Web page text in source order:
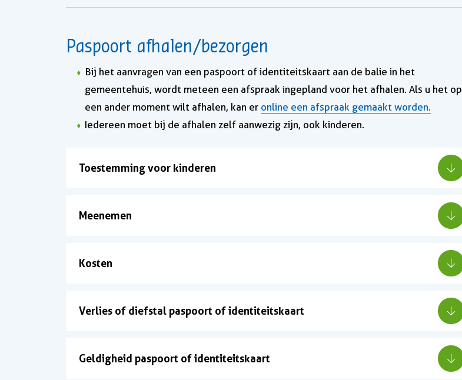
Paspoort afhalen/bezorgen
Bij het aanvragen van een paspoort of identiteitskaart aan de balie in het
gemeentehuis, wordt meteen een afspraak ingepland voor het afhalen. Als u het op
een ander moment wilt afhalen, kan er online een afspraak gemaakt worden.
Iedereen moet bij de afhalen zelf aanwezig zijn, ook kinderen.
Toestemming voor kinderen
Meenemen
Kosten
Verlies of diefstal paspoort of identiteitskaart
Geldigheid paspoort of identiteitskaart